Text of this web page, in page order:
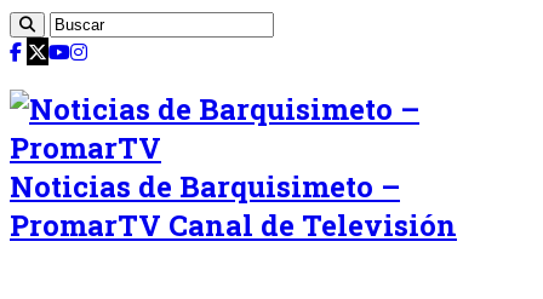
Noticias de Barquisimeto –
PromarTV Canal de Televisión